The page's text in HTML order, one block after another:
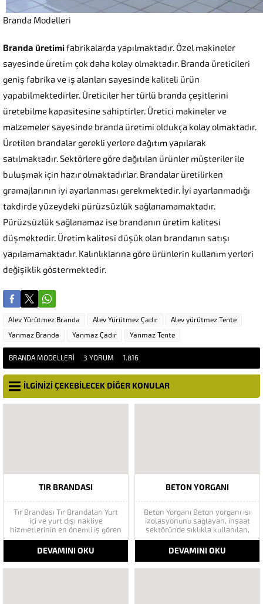
Branda Modelleri
Branda üretimifabrikalarda yapılmaktadır. Özel makineler
sayesinde üretim çok daha kolay olmaktadır. Branda üreticileri
geniş fabrika ve iş alanları sayesinde kaliteli ürün
yapabilmektedirler. Üreticiler her türlü branda çeşitlerini
üretebilme kapasitesine sahiptirler. Üretici makineler ve
malzemeler sayesinde branda üretimi oldukça kolay olmaktadır.
Üretilen brandalar gerekli yerlere dağıtım yapılarak
satılmaktadır. Sektörlere göre dağıtılan ürünler müşteriler ile
buluşmak için hazır olmaktadırlar. Brandalar üretilirken
gramajlarının iyi ayarlanması gerekmektedir. İyi ayarlanmadığı
takdirde yüzeydeki pürüzsüzlük sağlanamamaktadır.
Pürüzsüzlük sağlanamaz ise brandanın üretim kalitesi
düşmektedir. Üretim kalitesi düşük olan brandanın satışı
yapılamamaktadır. Kalınlıklarına göre ürünlerin kullanım yerleri
değişiklik göstermektedir.
Alev Yürütmez Branda Alev Yürütmez Çadır
Alev yürütmez Tente
Yanmaz Branda
Yanmaz Çadır Yanmaz Tente
BRANDA MODELLERI 3 YORUM 1.816
İLGİNİZİ ÇEKEBİLECEK DİĞER KONULAR
TIR BRANDASI
Tır Brandası Tır Brandaları Yurt
içi ve yurt dışı nakliye
hizmetlerinin en önemli iş gören
aracı olan tırlara oldukça
özellikli taşıma araçlarıdır. Tır
brandası da sıradan bir araç
örtüsünden farklı olarak nitelikli
DEVAMINI OKU
BETON YORGANI
Beton Yorganı Beton yorganı ısı
izolasyonunu sağlayan, inşaat
sektöründe sıklıkla kullanılan,
kışın kötü hava koşullarında
beton kurutma görevi gören bir
malzemedir. Asıl görevi ısı
izolasyonunu sağlamak ve
DEVAMINI OKU